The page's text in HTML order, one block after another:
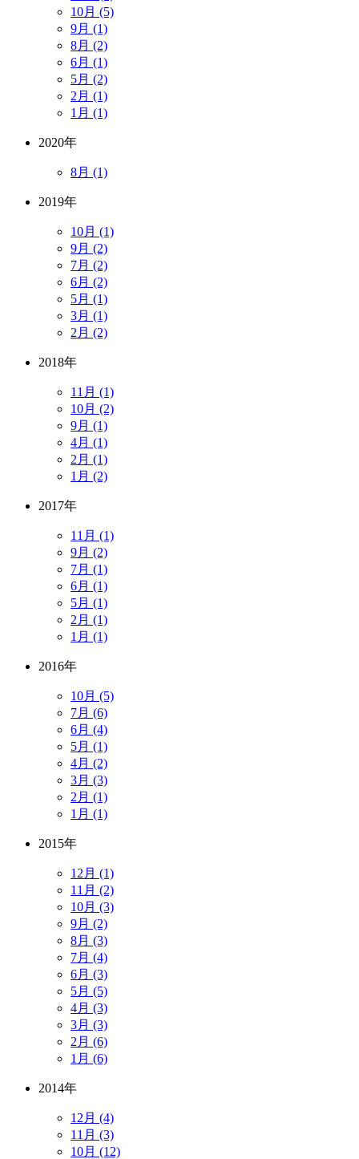
10月 (5)
9月 (1)
8月 (2)
6月 (1)
5月 (2)
2月 (1)
1月 (1)
2020年
8月 (1)
2019年
10月 (1)
9月 (2)
7月 (2)
6月 (2)
5月 (1)
3月 (1)
2月 (2)
2018年
11月 (1)
10月 (2)
9月 (1)
4月 (1)
2月 (1)
1月 (2)
2017年
11月 (1)
9月 (2)
7月 (1)
6月 (1)
5月 (1)
2月 (1)
1月 (1)
2016年
10月 (5)
7月 (6)
6月 (4)
5月 (1)
4月 (2)
3月 (3)
2月 (1)
1月 (1)
2015年
12月 (1)
11月 (2)
10月 (3)
9月 (2)
8月 (3)
7月 (4)
6月 (3)
5月 (5)
4月 (3)
3月 (3)
2月 (6)
1月 (6)
2014年
12月 (4)
11月 (3)
10月 (12)